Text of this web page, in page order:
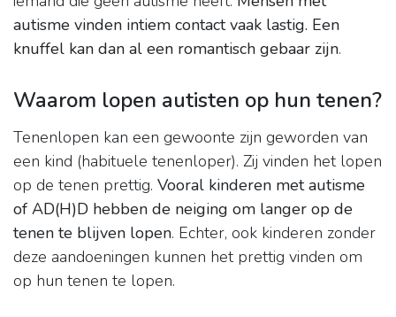
autisme vinden intiem contact vaak lastig. Een
knuffel kan dan al een romantisch gebaar zijn.
Waarom lopen autisten op hun tenen?
Tenenlopen kan een gewoonte zijn geworden van
een kind (habituele tenenloper). Zij vinden het lopen
op de tenen prettig. Vooral kinderen met autisme
of AD(H)D hebben de neiging om langer op de
tenen te blijven lopen. Echter, ook kinderen zonder
deze aandoeningen kunnen het prettig vinden om
op hun tenen te lopen.